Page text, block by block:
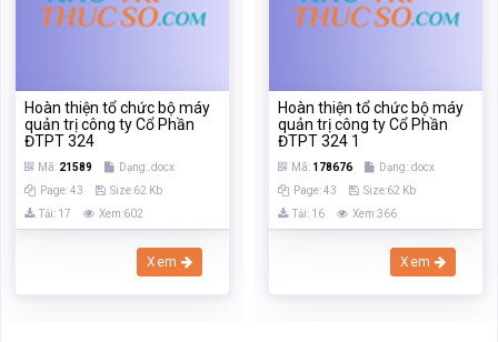
Hoàn thiện tổ chức bộ máy
quản trị công ty Cổ Phần
ĐTPT 324
Mã: 21589
Dạng:.docx
Page: 43
Size:62 Kb
Tải: 17
Xem:602
Xem
Hoàn thiện tổ chức bộ máy
quản trị công ty Cổ Phần
ĐTPT 324 1
Mã: 178676
Dạng:.docx
Page: 43
Size:62 Kb
Tải: 16
Xem:366
Xem